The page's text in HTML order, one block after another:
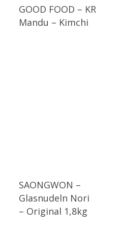
GOOD FOOD – KR
Mandu – Kimchi
SAONGWON –
Glasnudeln Nori
– Original 1,8kg